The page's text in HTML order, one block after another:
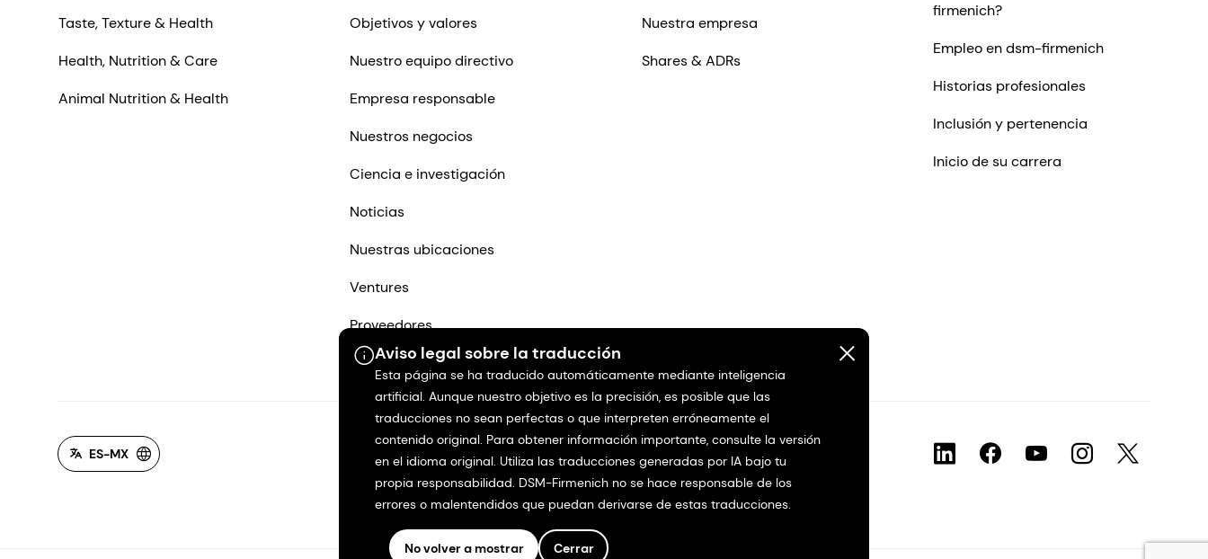
Aviso legal sobre la traducción
Esta página se ha traducido automáticamente mediante inteligencia
artificial. Aunque nuestro objetivo es la precisión, es posible que las
traducciones no sean perfectas o que interpreten erróneamente el
contenido original. Para obtener información importante, consulte la versión
en el idioma original. Utiliza las traducciones generadas por IA bajo tu
propia responsabilidad. DSM-Firmenich no se hace responsable de los
errores o malentendidos que puedan derivarse de estas traducciones.
No volver a mostrar Cerrar
Taste, Texture & Health
Health, Nutrition & Care
Animal Nutrition & Health
Objetivos y valores
Nuestro equipo directivo
Empresa responsable
Nuestros negocios
Ciencia e investigación
Noticias
Nuestras ubicaciones
Ventures
Proveedores
Contáctenos
Nuestra empresa
Shares & ADRs
firmenich?
Empleo en dsm-firmenich
Historias profesionales
Inclusión y pertenencia
Inicio de su carrera
ES-MX